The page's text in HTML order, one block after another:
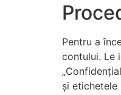
Pentru a
contului. Le
și